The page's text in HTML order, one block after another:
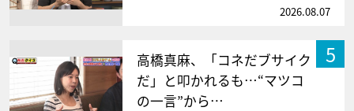
2026.08.07
5
高橋真麻、「コネだブサイク
だ」と叩かれるも…“マツコ
の一言”から…